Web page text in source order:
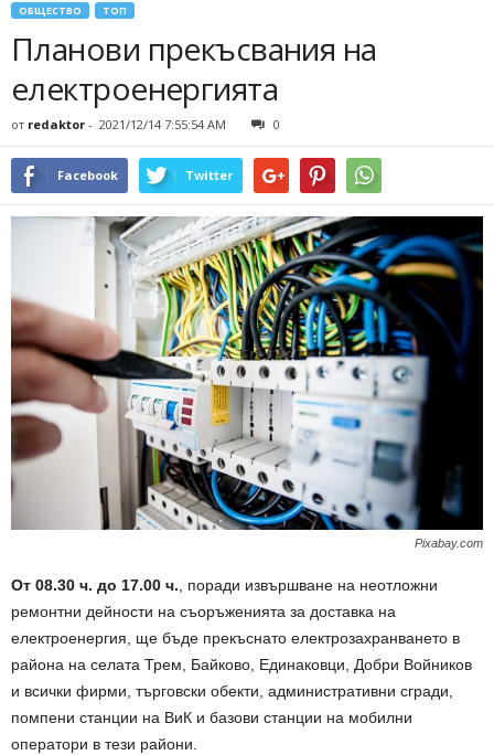
ОБЩЕСТВО ТОП
Планови прекъсвания на
електроенергията
от redaktor - 2021/12/14 7:55:54 AM 0
Facebook Twitter
Pixabay.com
От 08.30 ч. до 17.00 ч., поради извършване на неотложни
ремонтни дейности на съоръженията за доставка на
електроенергия, ще бъде прекъснато електрозахранването в
района на селата Трем, Байково, Единаковци, Добри Войников
и всички фирми, търговски обекти, административни сгради,
помпени станции на ВиК и базови станции на мобилни
оператори в тези райони.